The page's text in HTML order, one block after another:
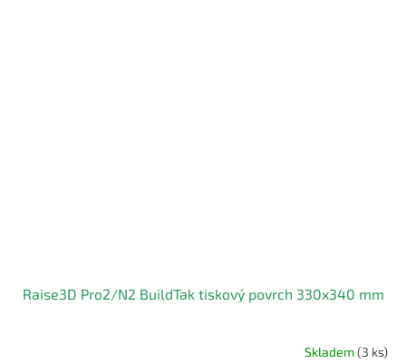
Raise3D Pro2/N2 BuildTak tiskový povrch 330x340 mm
Skladem(3 ks)